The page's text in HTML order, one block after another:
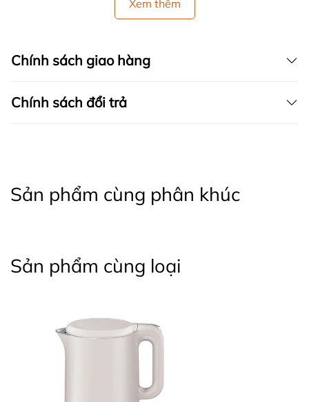
Xem thêm
Chính sách giao hàng
Chính sách đổi trả
Sản phẩm cùng phân khúc
Sản phẩm cùng loại